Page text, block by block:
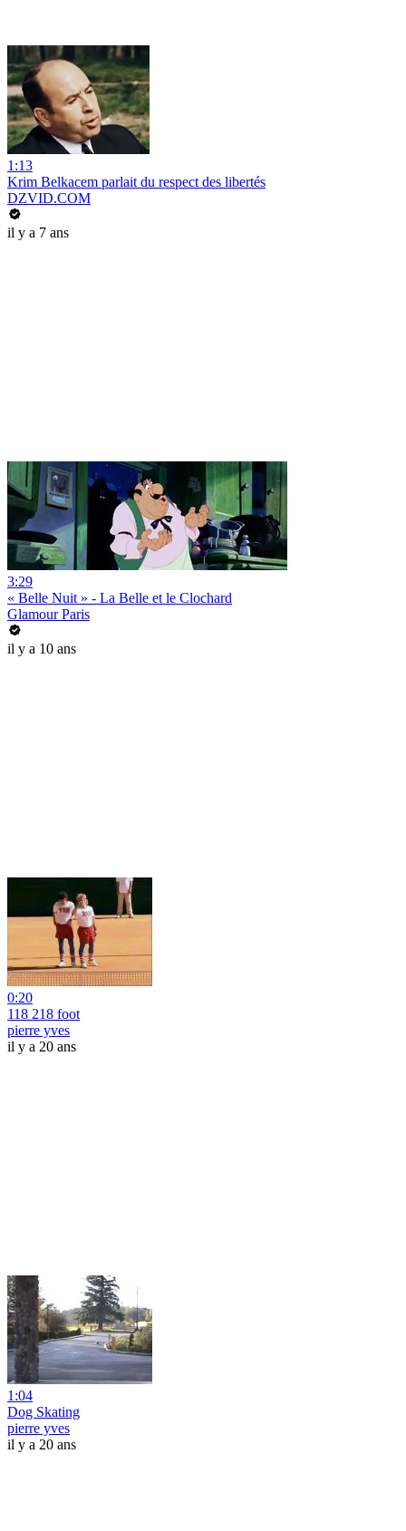
1:13
Krim Belkacem parlait du respect des libertés
DZVID.COM
il y a 7 ans
3:29
« Belle Nuit » - La Belle et le Clochard
Glamour Paris
il y a 10 ans
0:20
118 218 foot
pierre yves
il y a 20 ans
1:04
Dog Skating
pierre yves
il y a 20 ans